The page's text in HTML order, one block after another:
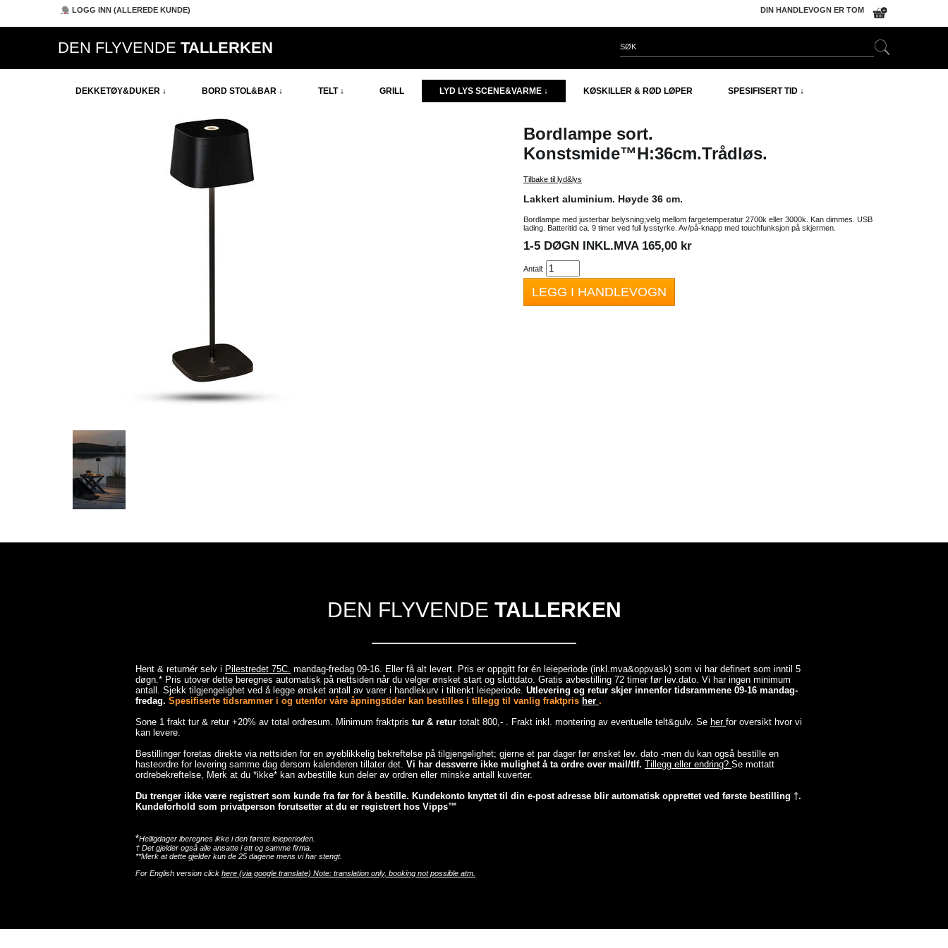
DIN HANDLEVOGN ER TOM
LOGG INN (ALLEREDE KUNDE)
DEN FLYVENDE TALLERKEN
DEKKETØY&DUKER ↓ BORD STOL&BAR ↓ TELT ↓ GRILL LYD LYS SCENE&VARME ↓ KØSKILLER & RØD LØPER SPESIFISERT TID ↓
Bordlampe sort.
Konstsmide™H:36cm.Trådløs.
Tilbake til lyd&lys
Lakkert aluminium. Høyde 36 cm.
Bordlampe med justerbar belysning;velg mellom fargetemperatur 2700k eller 3000k. Kan dimmes. USB
lading. Batteritid ca. 9 timer ved full lysstyrke. Av/på-knapp med touchfunksjon på skjermen.
1-5 DØGN INKL.MVA 165,00 kr
Antall:
LEGG I HANDLEVOGN
DEN FLYVENDE TALLERKEN
Hent & returnér selv i Pilestredet 75C. mandag-fredag 09-16. Eller få alt levert. Pris er oppgitt for én leieperiode (inkl.mva&oppvask) som vi har definert som inntil 5
døgn.* Pris utover dette beregnes automatisk på nettsiden når du velger ønsket start og sluttdato. Gratis avbestilling 72 timer før lev.dato. Vi har ingen minimum
antall. Sjekk tilgjengelighet ved å legge ønsket antall av varer i handlekurv i tiltenkt leieperiode. Utlevering og retur skjer innenfor tidsrammene 09-16 mandag-
fredag. Spesifiserte tidsrammer i og utenfor våre åpningstider kan bestilles i tillegg til vanlig fraktpris her .
Sone 1 frakt tur & retur +20% av total ordresum. Minimum fraktpris tur & retur totalt 800,- . Frakt inkl. montering av eventuelle telt&gulv. Se her for oversikt hvor vi
kan levere.
Bestillinger foretas direkte via nettsiden for en øyeblikkelig bekreftelse på tilgjengelighet; gjerne et par dager før ønsket lev. dato -men du kan også bestille en
hasteordre for levering samme dag dersom kalenderen tillater det. Vi har dessverre ikke mulighet å ta ordre over mail/tlf. Tillegg eller endring? Se mottatt
ordrebekreftelse, Merk at du *ikke* kan avbestille kun deler av ordren eller minske antall kuverter.
Du trenger ikke være registrert som kunde fra før for å bestille. Kundekonto knyttet til din e-post adresse blir automatisk opprettet ved første bestilling †.
Kundeforhold som privatperson forutsetter at du er registrert hos Vipps™
*Helligdager iberegnes ikke i den første leieperioden.
† Det gjelder også alle ansatte i ett og samme firma.
**Merk at dette gjelder kun de 25 dagene mens vi har stengt.
For English version click here (via google translate) Note: translation only, booking not possible atm.